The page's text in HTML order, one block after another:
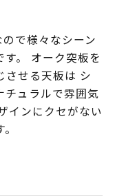
で様々なシーン
。 オーク突板を
させる天板は シ
チュラルで雰囲気
インにクセがない